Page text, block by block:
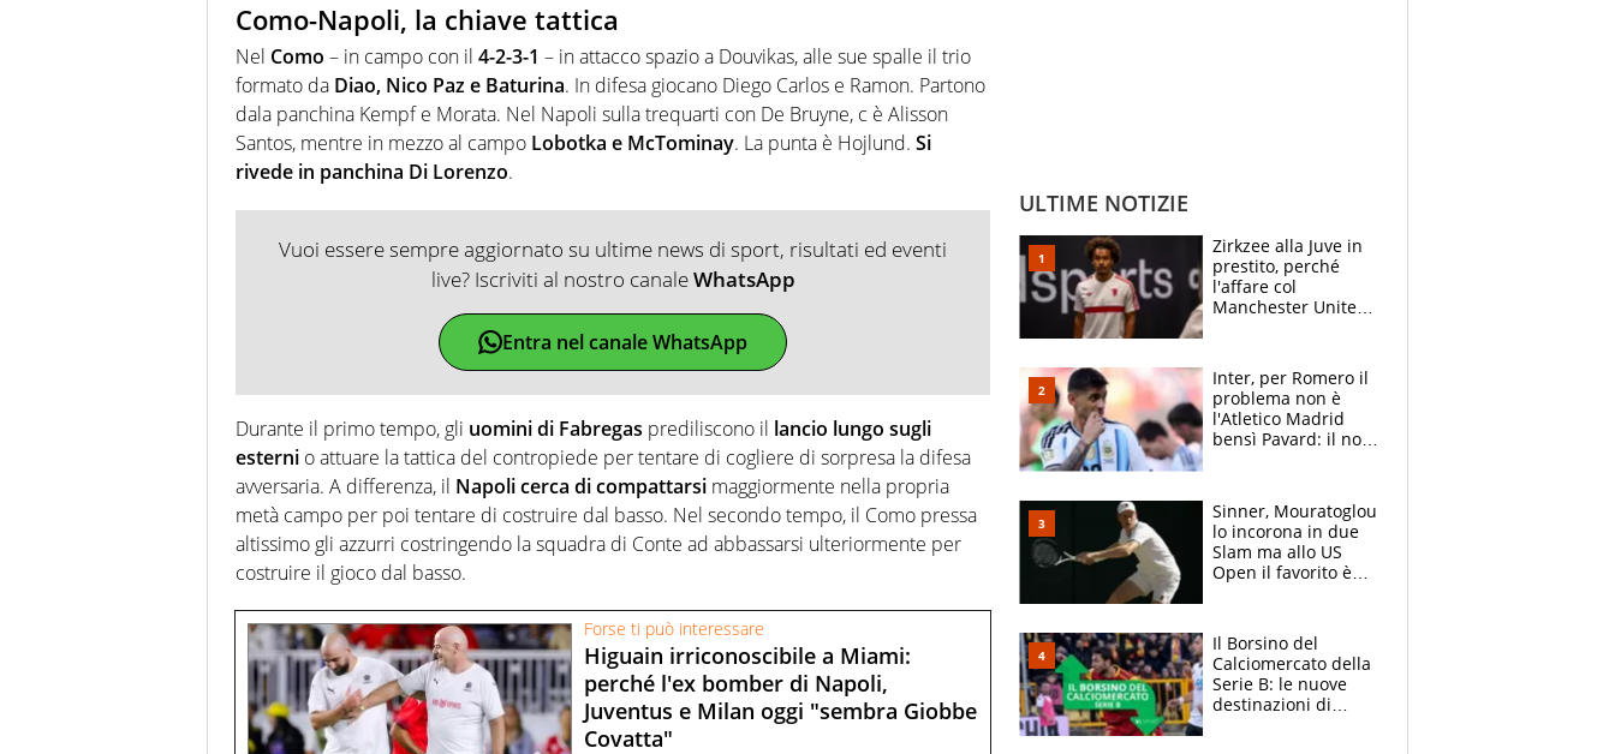
Como-Napoli, la chiave tattica
Nel Como – in campo con il 4-2-3-1 – in attacco spazio a Douvikas, alle sue spalle il trio
formato da Diao, Nico Paz e Baturina. In difesa giocano Diego Carlos e Ramon. Partono
dala panchina Kempf e Morata. Nel Napoli sulla trequarti con De Bruyne, c è Alisson
Santos, mentre in mezzo al campo Lobotka e McTominay. La punta è Hojlund. Si
rivede in panchina Di Lorenzo.
Vuoi essere sempre aggiornato su ultime news di sport, risultati ed eventi
live? Iscriviti al nostro canaleWhatsApp
Entra nel canale WhatsApp
Durante il primo tempo, gli uomini di Fabregas prediliscono il lancio lungo sugli
esterni o attuare la tattica del contropiede per tentare di cogliere di sorpresa la difesa
avversaria. A differenza, il Napoli cerca di compattarsi maggiormente nella propria
metà campo per poi tentare di costruire dal basso. Nel secondo tempo, il Como pressa
altissimo gli azzurri costringendo la squadra di Conte ad abbassarsi ulteriormente per
costruire il gioco dal basso.
Forse ti può interessare
Higuain irriconoscibile a Miami:
perché l'ex bomber di Napoli,
Juventus e Milan oggi "sembra Giobbe
Covatta"
ULTIME NOTIZIE
Zirkzee alla Juve in
prestito, perché
l'affare col
Manchester United
Inter, per Romero il
problema non è
l'Atletico Madrid
bensì Pavard: il no
Sinner, Mouratoglou
lo incorona in due
Slam ma allo US
Open il favorito è
museo
Il Borsino del
Calciomercato della
Serie B: le nuove
destinazioni di